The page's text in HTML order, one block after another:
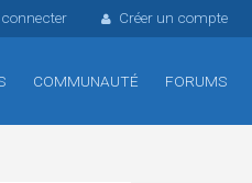
connecter Créer un compte
COMMUNAUTÉ FORUMS